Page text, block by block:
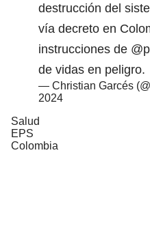
destrucción del
vía decreto en
instrucciones de
de vidas en peligro.
— Christian Garcés
2024
Salud
EPS
Colombia